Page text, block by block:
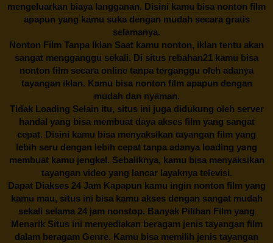
mengeluarkan biaya langganan. Disini kamu bisa nonton film
apapun yang kamu suka dengan mudah secara gratis
selamanya.
Nonton Film Tanpa Iklan Saat kamu nonton, iklan tentu akan
sangat mengganggu sekali. Di situs rebahan21 kamu bisa
nonton film secara online tanpa terganggu oleh adanya
tayangan iklan. Kamu bisa nonton film apapun dengan
mudah dan nyaman.
Tidak Loading Selain itu, situs ini juga didukung oleh server
handal yang bisa membuat daya akses film yang sangat
cepat. Disini kamu bisa menyaksikan tayangan film yang
lebih seru dengan lebih cepat tanpa adanya loading yang
membuat kamu jengkel. Sebaliknya, kamu bisa menyaksikan
tayangan video yang lancar layaknya televisi.
Dapat Diakses 24 Jam Kapapun kamu ingin nonton film yang
kamu mau, situs ini bisa kamu akses dengan sangat mudah
sekali selama 24 jam nonstop. Banyak Pilihan Film yang
Menarik Situs ini menyediakan beragam jenis tayangan film
dalam beragam Genre. Kamu bisa memilih jenis tayangan